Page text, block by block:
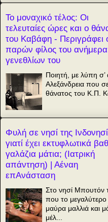
Το μοναχικό τέλος: Οι
τελευταίες ώρες και ο
του Καβάφη - Περιγράφει
παρών φίλος του
γενεθλίων του
Ποιητή, με λύπη σ’
Αλεξάνδρεια που
θάνατος του Κ.Π.
Φυλή σε νησί της
γιατί έχει εκτυφλωτικά
γαλάζια μάτια; (Ιατρική
απάντηση) | Αέναη
επΑνάσταση
Στο νησί Μπουτόν
που το
μαύρα μαλλιά και
μέλ...